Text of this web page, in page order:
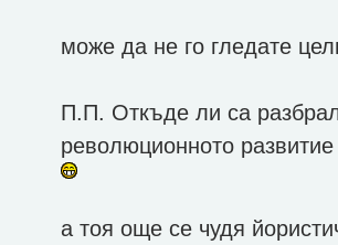
може да не го гледатe
П.П. Откъде ли са
революционното
а тоя още се чудя